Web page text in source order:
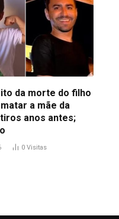
da morte do filho
a mãe da
anos antes;
0 Visitas